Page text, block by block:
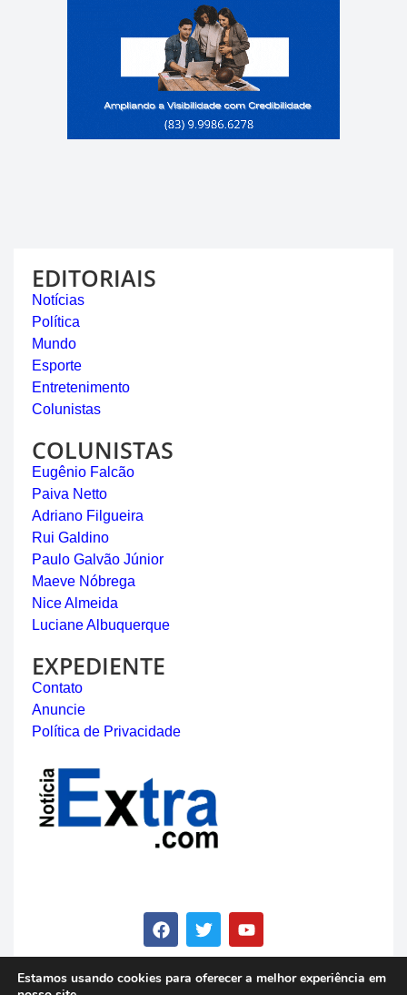
EDITORIAIS
Notícias
Política
Mundo
Esporte
Entretenimento
Colunistas
COLUNISTAS
Eugênio Falcão
Paiva Netto
Adriano Filgueira
Rui Galdino
Paulo Galvão Júnior
Maeve Nóbrega
Nice Almeida
Luciane Albuquerque
EXPEDIENTE
Contato
Anuncie
Política de Privacidade
Estamos usando cookies para oferecer a melhor experiência em